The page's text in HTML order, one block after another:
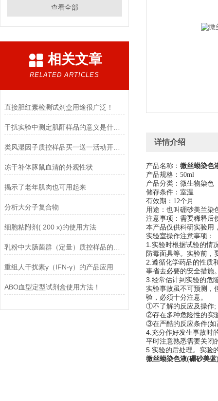
查看全部
相关文章
RELATED ARTICLES
直接胆红素检测试剂盒用途很广泛！
干扰实验中测定肌酐样品的意义是什么？
类风湿因子质控样品买一送一活动开始啦
冻干补体豚鼠血清的外观性状
揭示了老年肌肉也可用起来
分析大分子复合物
细胞粘附剂( 200 x)的使用方法
重组人干扰素γ（IFN-γ）的产品应用
ABO血型定型试剂盒使用方法！
详情介绍
产品名称： 微丝蚴染色
产品规格：50ml
产品分类：微生物染色
储存条件：室温
有效期：12个月
用途：也叫硼砂美兰染
注意事项：需要稀释后
本产品仅供科研实验用
实验室操作注意事项：
1.实验时根据试验的情
防毒面具等。实验前，
2.遵循化学药品的性质
事省去必要的安全措施
3.经常估计到实验的危
实验事故虽不可预测，
验，必须十分注意。
①不了解的反应及操作;
②存在多种危险性的实
③在严酷的反应条件(如
4.充分作好发生事故时
平时注意熟悉需要关闭
5.实验的后处理。实验
微丝蚴染色液(硼砂美蓝